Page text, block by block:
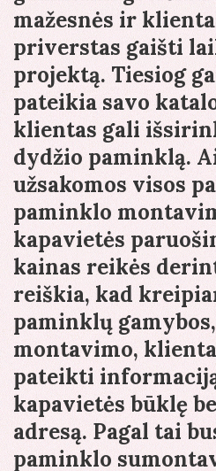
mažesnės ir
priverstas gaišti
projektą. Tiesiog
pateikia savo
klientas gali
dydžio paminklą.
užsakomos visos
paminklo
kapavietės
kainas reikės
reiškia, kad
paminklų
montavimo,
pateikti
kapavietės būklę
adresą. Pagal tai
paminklo